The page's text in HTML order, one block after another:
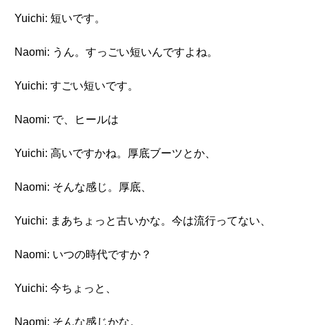
Yuichi: 短いです。
Naomi: うん。すっごい短いんですよね。
Yuichi: すごい短いです。
Naomi: で、ヒールは
Yuichi: 高いですかね。厚底ブーツとか、
Naomi: そんな感じ。厚底、
Yuichi: まあちょっと古いかな。今は流行ってない、
Naomi: いつの時代ですか？
Yuichi: 今ちょっと、
Naomi: そんな感じかな。